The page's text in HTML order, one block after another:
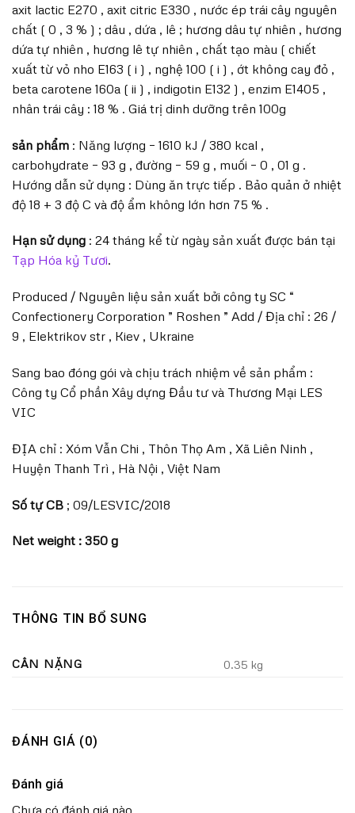
axit lactic E270 , axit citric E330 , nước ép trái cây nguyên
chất ( 0 , 3 % ) ; dâu , dứa , lê ; hương dâu tự nhiên , hương
dứa tự nhiên , hương lê tự nhiên , chất tạo màu ( chiết
xuất từ vỏ nho E163 ( i ) , nghệ 100 ( i ) , ớt không cay đỏ ,
beta carotene 160a ( ii ) , indigotin E132 ) , enzim E1405 ,
nhân trái cây : 18 % . Giá trị dinh dưỡng trên 100g
sản phẩm : Năng lượng – 1610 kJ / 380 kcal ,
carbohydrate – 93 g , đường – 59 g , muối – 0 , 01 g .
Hướng dẫn sử dụng : Dùng ăn trực tiếp . Bảo quản ở nhiệt
độ 18 + 3 độ C và độ ẩm không lớn hơn 75 % .
Hạn sử dụng : 24 tháng kể từ ngày sản xuất được bán tại
Tạp Hóa kỷ Tươi.
Produced / Nguyên liệu sản xuất bởi công ty SC “
Confectionery Corporation ” Roshen ” Add / Địa chỉ : 26 /
9 , Elektrikov str , Kiev , Ukraine
Sang bao đóng gói và chịu trách nhiệm về sản phẩm :
Công ty Cổ phần Xây dựng Đầu tư và Thương Mại LES
VIC
ĐỊA chỉ : Xóm Vẫn Chi , Thôn Thọ Am , Xã Liên Ninh ,
Huyện Thanh Trì , Hà Nội , Việt Nam
Số tự CB ; 09/LESVIC/2018
Net weight : 350 g
THÔNG TIN BỔ SUNG
CÂN NẶNG 0.35 kg
ĐÁNH GIÁ (0)
Đánh giá